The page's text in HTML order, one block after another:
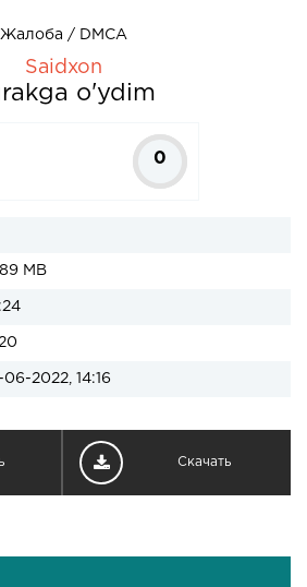
Жалоба / DMCA
Saidxon
o'ydim
0
MB
06-2022, 14:16
Скачать